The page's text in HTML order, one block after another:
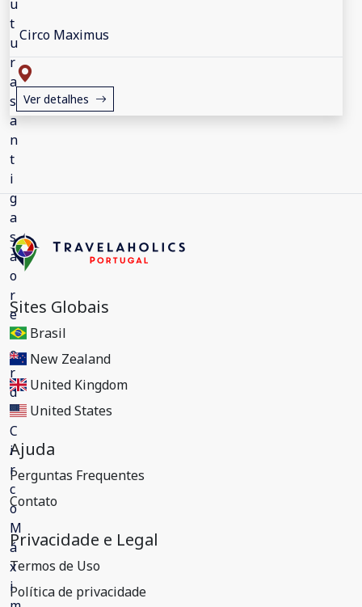
Circo Maximus
Ver detalhes
Sites Globais
Brasil
New Zealand
United Kingdom
United States
Ajuda
Perguntas Frequentes
Contato
Privacidade e Legal
Termos de Uso
Política de privacidade